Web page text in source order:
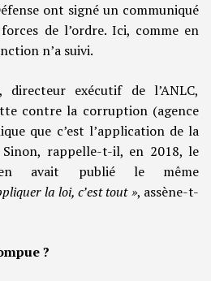
ont signé un communiqué
de l’ordre. Ici, comme en
n’a suivi.
directeur exécutif de l’ANLC,
contre la corruption (agence
que c’est l’application de la
rappelle-t-il, en 2018, le
avait publié le même
la loi, c’est tout », assène-t-
?